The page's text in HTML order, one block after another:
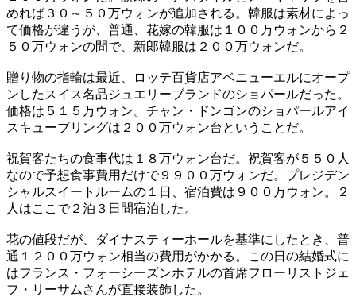
めれば３０～５０万ウォンが追加される。韓服は素材によっ
て価格が違うが、普通、花嫁の韓服は１００万ウォンから２
５０万ウォンの間で、新郎韓服は２００万ウォンだ。
贈り物の指輪は最近、ロッテ百貨店アベニューエルにオープ
ンしたスイス名品ジュエリーブランドのショパールだった。
価格は５１５万ウォン。チャン・ドンゴンのショパールアイ
スキューブリングは２００万ウォン台ということだ。
祝賀客たちの食事代は１８万ウォン台だ。祝賀客が５５０人
なので予想食事費用だけで９９００万ウォンだ。プレジデン
シャルスイートルームの１日、宿泊費は９００万ウォン。２
人はここで２泊３日間宿泊した。
花の値段だが、ダイナスティーホールを基準にしたとき、普
通１２００万ウォン相当の費用がかかる。この日の結婚式に
はフランス・フォーシーズンホテルの首席フローリストジェ
フ・リーサムさんが直接装飾した。